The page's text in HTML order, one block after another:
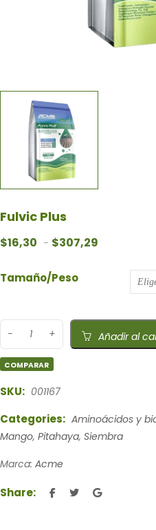
Fulvic Plus
$16,30 - $307,29
Tamaño/Peso
Añadir al
COMPARAR
SKU: 001167
Categories: Aminoácidos y
Mango, Pitahaya, Siembra
Marca: Acme
Share: